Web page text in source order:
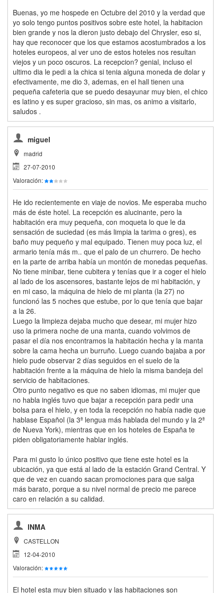
Buenas, yo me hospede en Octubre del 2010 y la verdad que
yo solo tengo puntos positivos sobre este hotel, la habitacion
bien grande y nos la dieron justo debajo del Chrysler, eso si,
hay que reconocer que los que estamos acostumbrados a los
hoteles europeos, al ver uno de estos hoteles nos resultan
viejos y un poco oscuros. La recepcion? genial, incluso el
ultimo dia le pedi a la chica si tenia alguna moneda de dolar y
efectivamente, me dio 3, ademas, en el hall tienen una
pequeña cafeteria que se puedo desayunar muy bien, el chico
es latino y es super gracioso, sin mas, os animo a visitarlo,
saludos .
miguel
madrid
27-07-2010
Valoración:
He ido recientemente en viaje de novios. Me esperaba mucho
más de éste hotel. La recepción es alucinante, pero la
habitación era muy pequeña, con moqueta lo que le da
sensación de suciedad (es más limpia la tarima o gres), es
baño muy pequeño y mal equipado. Tienen muy poca luz, el
armario tenía más m.. que el palo de un churrero. De hecho
en la parte de arriba había un montón de monedas pequeñas.
No tiene minibar, tiene cubitera y tenías que ir a coger el hielo
al lado de los ascensores, bastante lejos de mi habitación, y
en mi caso, la máquina de hielo de mi planta (la 27) no
funcionó las 5 noches que estube, por lo que tenía que bajar
a la 26.
Luego la limpieza dejaba mucho que desear, mi mujer hizo
uso la primera noche de una manta, cuando volvimos de
pasar el día nos encontramos la habitación hecha y la manta
sobre la cama hecha un burruño. Luego cuando bajaba a por
hielo pude observar 2 días seguidos en el suelo de la
habitación frente a la máquina de hielo la misma bandeja del
servicio de habitaciones.
Otro punto negativo es que no saben idiomas, mi mujer que
no habla inglés tuvo que bajar a recepción para pedir una
bolsa para el hielo, y en toda la recepción no había nadie que
hablase Español (la 3ª lengua más hablada del mundo y la 2ª
de Nueva York), mientras que en los hoteles de España te
piden obligatoriamente hablar inglés.
Para mi gusto lo único positivo que tiene este hotel es la
ubicación, ya que está al lado de la estación Grand Central. Y
que de vez en cuando sacan promociones para que salga
más barato, porque a su nivel normal de precio me parece
caro en relación a su calidad.
INMA
CASTELLON
12-04-2010
Valoración:
El hotel esta muy bien situado y las habitaciones son